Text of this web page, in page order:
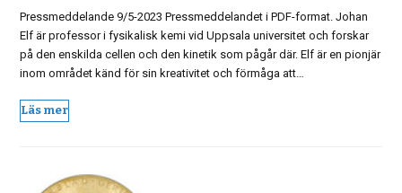
Pressmeddelande 9/5-2023 Pressmeddelandet i PDF-format. Johan
Elf är professor i fysikalisk kemi vid Uppsala universitet och forskar
på den enskilda cellen och den kinetik som pågår där. Elf är en pionjär
inom området känd för sin kreativitet och förmåga att…
Läs mer